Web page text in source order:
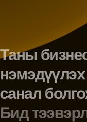
Таны
санал
Бид